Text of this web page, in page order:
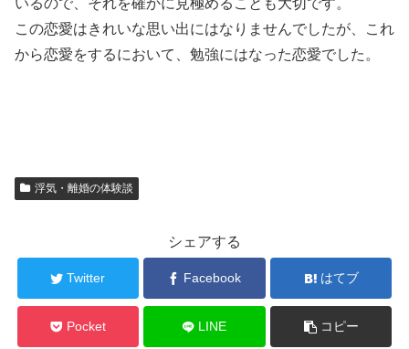
この恋愛はきれいな思い出にはなりませんでしたが、これ
から恋愛をするにおいて、勉強にはなった恋愛でした。
浮気・離婚の体験談
シェアする
Twitter Facebook はてブ
Pocket LINE コピー